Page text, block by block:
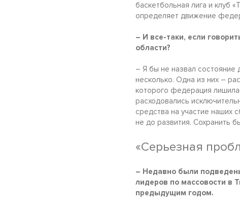
баскетбольная лига и клуб
определяет движение
– И все-таки, если
области?
– Я бы не назвал состояние
несколько. Одна из них –
которого федерация
расходовались
средства на участие наших
не до развития. Сохранить
«Серьезная
– Недавно были
лидеров по массовости в
предыдущим годом.